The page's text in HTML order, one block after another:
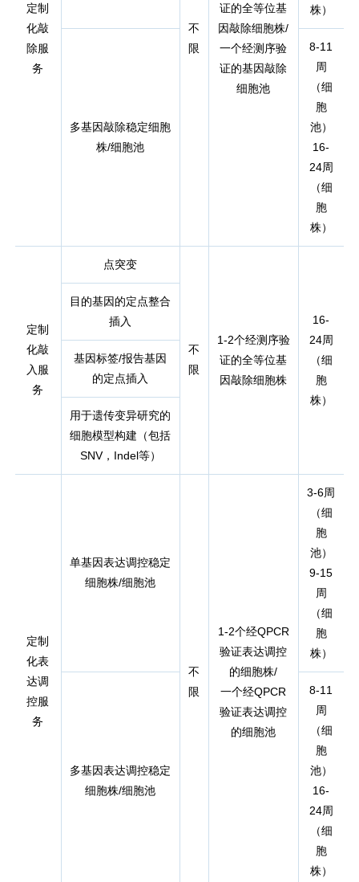
定制
化敲
除服
务
不
限
证的全等位基
因敲除细胞株/
一个经测序验
证的基因敲除
细胞池
株）
多基因敲除稳定细胞
株/细胞池
8-11
周
（细
胞
池）
16-
24周
（细
胞
株）
定制
化敲
入服
务
点突变
不
限
1-2个经测序验
证的全等位基
因敲除细胞株
16-
24周
（细
胞
株）
目的基因的定点整合
插入
基因标签/报告基因
的定点插入
用于遗传变异研究的
细胞模型构建（包括
SNV，Indel等）
定制
化表
达调
控服
务
单基因表达调控稳定
细胞株/细胞池
不
限
1-2个经QPCR
验证表达调控
的细胞株/
一个经QPCR
验证表达调控
的细胞池
3-6周
（细
胞
池）
9-15
周
（细
胞
株）
多基因表达调控稳定
细胞株/细胞池
8-11
周
（细
胞
池）
16-
24周
（细
胞
株）